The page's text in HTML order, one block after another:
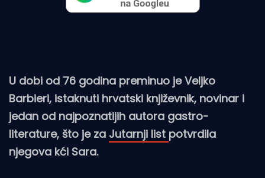
U dobi od 76 godina preminuo je Veljko
Barbieri, istaknuti hrvatski književnik, novinar i
jedan od najpoznatijih autora gastro-
literature, što je za Jutarnji list potvrdila
njegova kći Sara.